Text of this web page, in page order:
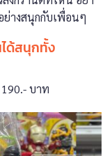
างสนุกกับเพื่อนๆ
ด้สนุกทั้ง
บาท